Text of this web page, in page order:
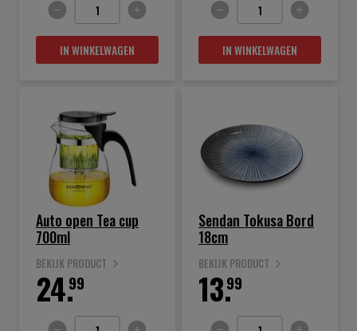
IN WINKELWAGEN IN WINKELWAGEN
Auto open Tea cup
700ml
BEKIJK PRODUCT
99
24.
Sendan Tokusa Bord
18cm
BEKIJK PRODUCT
99
13.